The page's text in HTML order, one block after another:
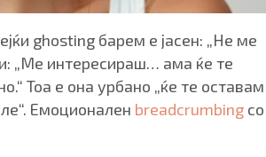
ghosting барем е јасен: „Не ме
„Ме интересираш… ама ќе те
Тоа е она урбано „ќе те оставам
Емоционален breadcrumbing со